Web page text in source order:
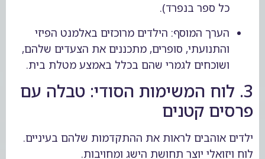
כל ספר בנפרד).
הערך המוסף: הילדים מרוכזים באלמנט הפיזי
והתנועתי, סופרים, מתכננים את הצעדים שלהם,
ושוכחים לגמרי שהם בכלל באמצע מטלת בית.
3. לוח המשימות הסודי: טבלה עם
פרסים קטנים
ילדים אוהבים לראות את ההתקדמות שלהם בעיניים.
לוח ויזואלי יוצר תחושת הישג ומחויבות.